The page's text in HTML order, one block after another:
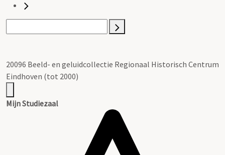
20096 Beeld- en geluidcollectie Regionaal Historisch Centrum
Eindhoven (tot 2000)
Mijn Studiezaal